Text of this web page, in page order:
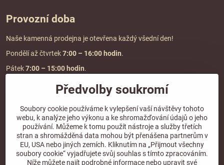
Provozní doba
Naše kamenná prodejna je otevřena každý všední den!
Pondělí až čtvrtek7:00 – 16:00 hodin.
Pátek7:00 – 15:00 hodin.
Doprava a platba
DOPRAVA ZDARMA
při objednávce nad2000 Kč vč. DPH.
*Nevztahuje se na paletovou přepravu.
Předvolby soukromí
Soubory cookie používáme k vylepšení vaší návštěvy tohoto
webu, k analýze jeho výkonu a ke shromažďování údajů o jeho
používání. Můžeme k tomu použít nástroje a služby třetích
stran a shromážděná data mohou být přenášena partnerům v
EU, USA nebo jiných zemích. Kliknutím na „Přijmout všechny
soubory cookie“ vyjadřujete svůj souhlas s tímto zpracováním.
Níže můžete najít podrobné informace nebo upravit své